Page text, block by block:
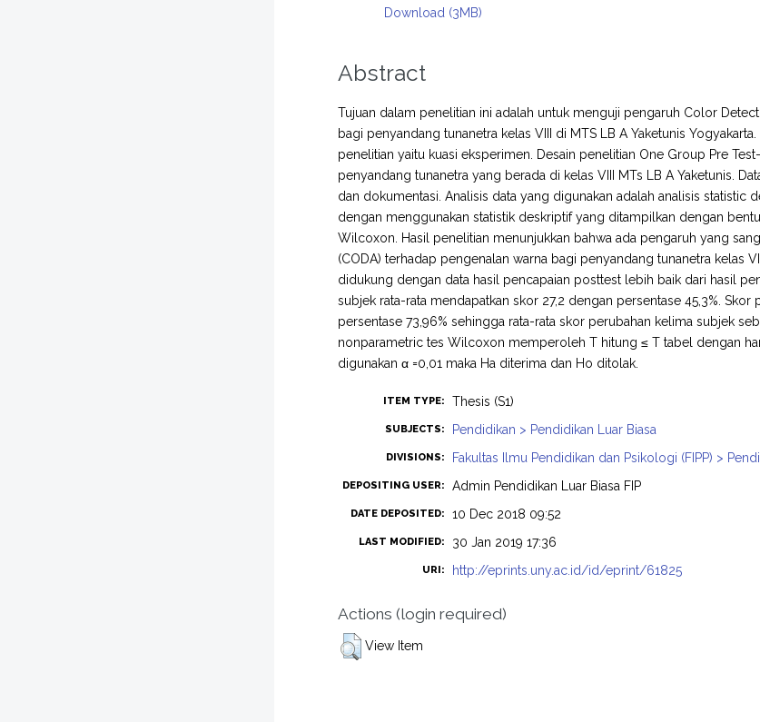
Download (3MB)
Abstract
Tujuan dalam penelitian ini adalah untuk menguji pengaruh Color
bagi penyandang tunanetra kelas VIII di MTS LB A Yaketunis
penelitian yaitu kuasi eksperimen. Desain penelitian One Group Pre
penyandang tunanetra yang berada di kelas VIII MTs LB A Yaketunis.
dan dokumentasi. Analisis data yang digunakan adalah analisis
dengan menggunakan statistik deskriptif yang ditampilkan dengan
Wilcoxon. Hasil penelitian menunjukkan bahwa ada pengaruh yang
(CODA) terhadap pengenalan warna bagi penyandang tunanetra kelas
didukung dengan data hasil pencapaian posttest lebih baik dari hasil
subjek rata-rata mendapatkan skor 27,2 dengan persentase 45,3%.
persentase 73,96% sehingga rata-rata skor perubahan kelima subjek
nonparametric tes Wilcoxon memperoleh T hitung ≤ T tabel dengan
digunakan α =0,01 maka Ha diterima dan Ho ditolak.
ITEM TYPE: Thesis (S1)
SUBJECTS: Pendidikan > Pendidikan Luar Biasa
DIVISIONS: Fakultas Ilmu Pendidikan dan Psikologi (FIPP) >
DEPOSITING USER: Admin Pendidikan Luar Biasa FIP
DATE DEPOSITED: 10 Dec 2018 09:52
LAST MODIFIED: 30 Jan 2019 17:36
URI: http://eprints.uny.ac.id/id/eprint/61825
Actions (login required)
View Item